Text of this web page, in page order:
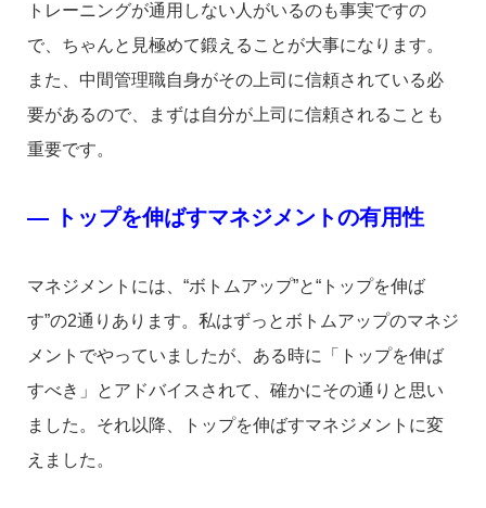
トレーニングが通用しない人がいるのも事実ですの
で、ちゃんと見極めて鍛えることが大事になります。
また、中間管理職自身がその上司に信頼されている必
要があるので、まずは自分が上司に信頼されることも
重要です。
― トップを伸ばすマネジメントの有用性
マネジメントには、“ボトムアップ”と“トップを伸ば
す”の2通りあります。私はずっとボトムアップのマネジ
メントでやっていましたが、ある時に「トップを伸ば
すべき」とアドバイスされて、確かにその通りと思い
ました。それ以降、トップを伸ばすマネジメントに変
えました。